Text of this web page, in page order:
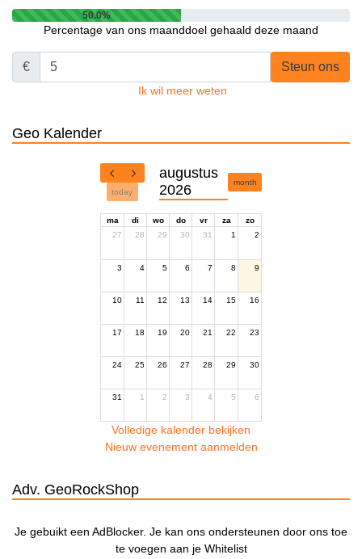
50.0%
Percentage van ons maanddoel gehaald deze maand
€ Steun ons
Ik wil meer weten
Geo Kalender
today
augustus
2026
month
ma di wo do vr za
zo
27
28 29 30 31 1 2
3 4 5 6 7 8 9
10 11 12 13 14 15 16
17 18 19 20 21 22 23
24 25 26 27 28 29 30
31 1 2 3 4 5 6
Volledige kalender bekijken
Nieuw evenement aanmelden
Adv. GeoRockShop
Je gebuikt een AdBlocker. Je kan ons ondersteunen door ons toe
te voegen aan je Whitelist